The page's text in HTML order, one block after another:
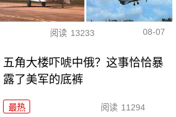
阅读 13233 08-07
五角大楼吓唬中俄？这事恰恰暴
露了美军的底裤
最热 阅读 11294